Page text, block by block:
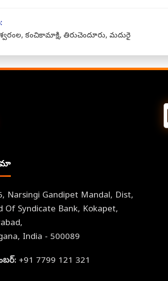
కంచికామాక్షి, తిరుచెందూరు, మదురై
Narsingi Gandipet Mandal, Dist,
Of Syndicate Bank, Kokapet,
India - 500089
+91 7799 121 321